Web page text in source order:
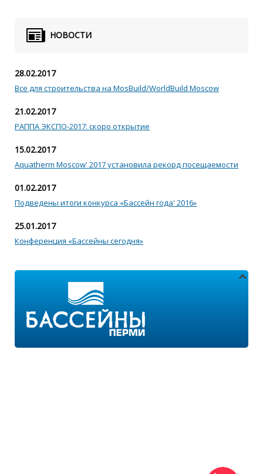
НОВОСТИ
28.02.2017
Все для строительства на MosBuild/WorldBuild Moscow
21.02.2017
РАППА ЭКСПО-2017: скоро открытие
15.02.2017
Aquatherm Moscow' 2017 установила рекорд посещаемости
01.02.2017
Подведены итоги конкурса «Бассейн года' 2016»
25.01.2017
Конференция «Бассейны сегодня»